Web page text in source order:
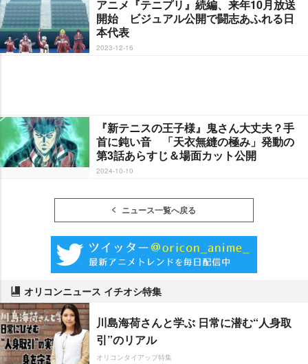
アニメ『テニプリ』続編、来年10月放送
開始 ビジュアル公開で闘志あふれる日
本代表
2023-12-16
『新テニスの王子様』鬼さん大丈夫？手
首に鈍い音 「天衣無縫の極み」発動の
第3話あらすじ＆場面カット公開
2024-10-10
ニュース一覧へ戻る
オリコンニュース イチオシ特集
川島海荷さんと学ぶ 日常に潜む“人身取
引”のリアル
オリコンタイアップ特集